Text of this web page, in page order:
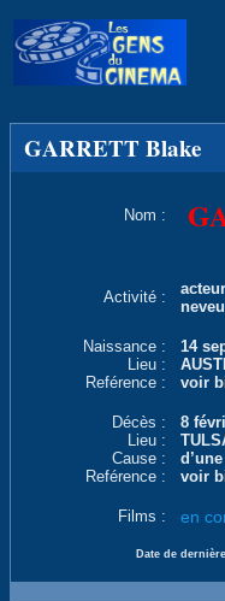
GARRETT Blake
Nom :
Activité :
Naissance :
14
Lieu :
Reférence :
voir
Décès :
8
Lieu :
Cause :
Reférence :
voir
Films : en
Date de